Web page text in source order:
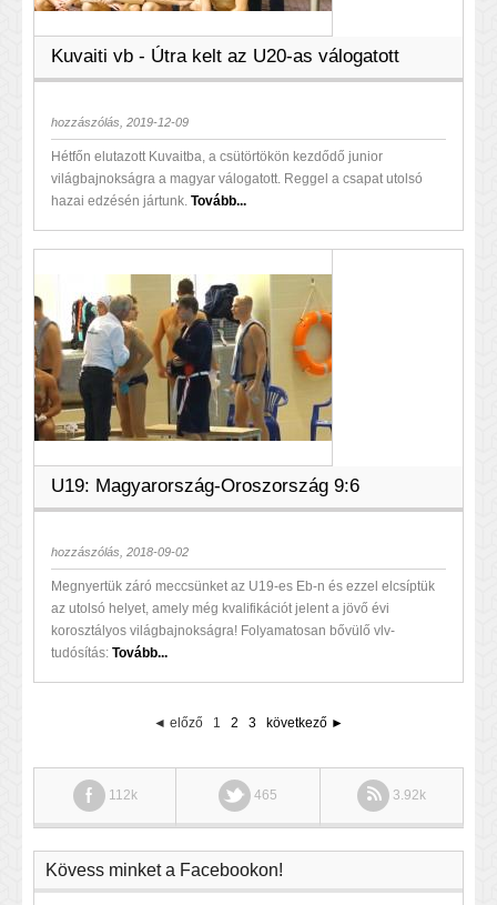
Kuvaiti vb - Útra kelt az U20-as válogatott
hozzászólás, 2019-12-09
Hétfőn elutazott Kuvaitba, a csütörtökön kezdődő junior
világbajnokságra a magyar válogatott. Reggel a csapat utolsó
hazai edzésén jártunk. Tovább...
U19: Magyarország-Oroszország 9:6
hozzászólás, 2018-09-02
Megnyertük záró meccsünket az U19-es Eb-n és ezzel elcsíptük
az utolsó helyet, amely még kvalifikációt jelent a jövő évi
korosztályos világbajnokságra! Folyamatosan bővülő vlv-
tudósítás: Tovább...
◄ előző 1 2 3 következő ►
112k 465 3.92k
Kövess minket a Facebookon!